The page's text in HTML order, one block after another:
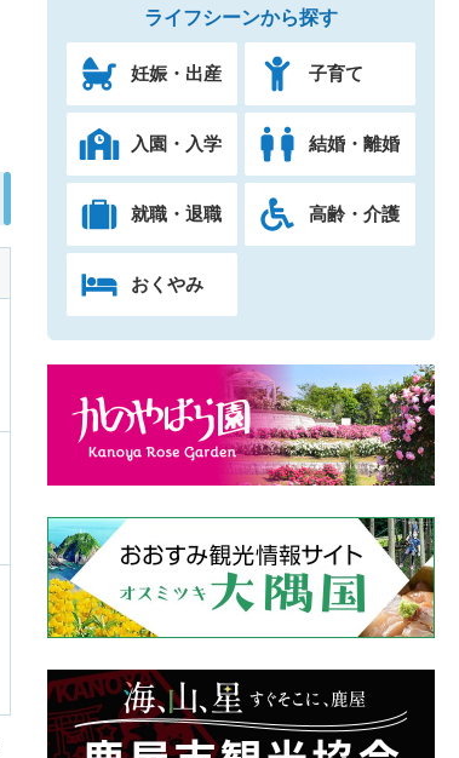
ライフシーンから探す
妊娠・出産 子育て
入園・入学 結婚・離婚
就職・退職 高齢・介護
おくやみ